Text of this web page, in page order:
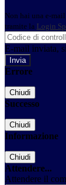
Non hai una e-
tramite la Login
E-mail inviata,
Errore
Chiudi
Successo
Chiudi
Informazione
Chiudi
Attendere...
Attendere il